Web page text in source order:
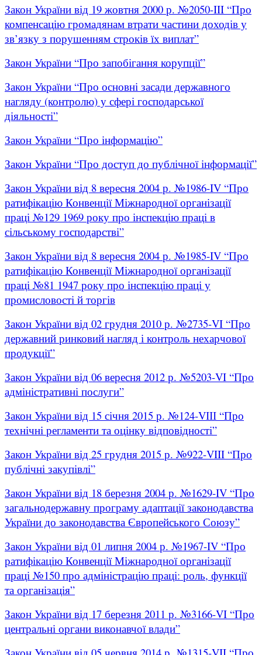
Закон України від 19 жовтня 2000 р. №2050-III “Про
компенсацію громадянам втрати частини доходів у
зв’язку з порушенням строків їх виплат”
Закон України “Про запобігання корупції”
Закон України “Про основні засади державного
нагляду (контролю) у сфері господарської
діяльності”
Закон України “Про інформацію”
Закон України “Про доступ до публічної інформації”
Закон України від 8 вересня 2004 р. №1986-IV “Про
ратифікацію Конвенції Міжнародної організації
праці №129 1969 року про інспекцію праці в
сільському господарстві”
Закон України від 8 вересня 2004 р. №1985-IV “Про
ратифікацію Конвенції Міжнародної організації
праці №81 1947 року про інспекцію праці у
промисловості й торгів
Закон України від 02 грудня 2010 р. №2735-VI “Про
державний ринковий нагляд і контроль нехарчової
продукції”
Закон України від 06 вересня 2012 р. №5203-VI “Про
адміністративні послуги”
Закон України від 15 січня 2015 р. №124-VІІІ “Про
технічні регламенти та оцінку відповідності”
Закон України від 25 грудня 2015 р. №922-VIII “Про
публічні закупівлі”
Закон України від 18 березня 2004 р. №1629-IV “Про
загальнодержавну програму адаптації законодавства
України до законодавства Європейського Союзу”
Закон України від 01 липня 2004 р. №1967-IV “Про
ратифікацію Конвенції Міжнародної організації
праці №150 про адміністрацію праці: роль, функції
та організація”
Закон України від 17 березня 2011 р. №3166-VI “Про
центральні органи виконавчої влади”